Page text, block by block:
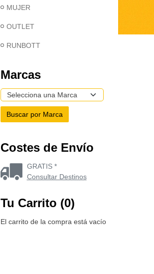
MUJER
OUTLET
RUNBOTT
Marcas
Costes de Envío
GRATIS *
Consultar Destinos
Tu Carrito (0)
El carrito de la compra está vacío